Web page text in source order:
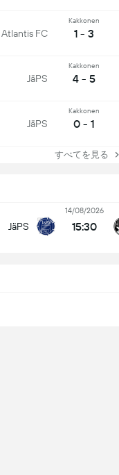
JäPS
14/08/2026
15:30
Atlantis FC
Kakkonen
1 - 3
JäPS
Kakkonen
4 - 5
JäPS
Kakkonen
0 - 1
すべてを見る